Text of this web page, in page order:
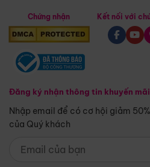
Chứng nhận
Đăng ký nhận thông tin khuyến mãi
Nhập email để có cơ hội giảm
của Quý khách
Kết nối với